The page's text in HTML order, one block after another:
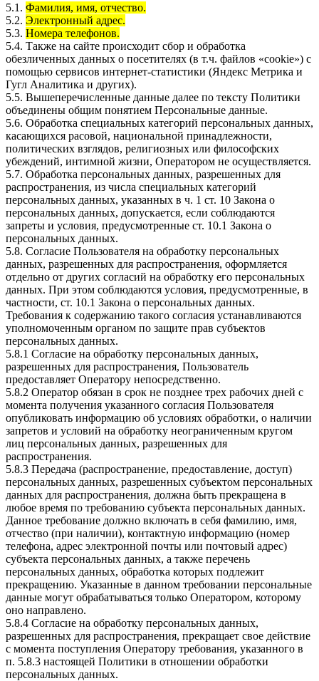
5.1. Фамилия, имя, отчество.
5.2. Электронный адрес.
5.3. Номера телефонов.
5.4. Также на сайте происходит сбор и обработка
обезличенных данных о посетителях (в т.ч. файлов «cookie») с
помощью сервисов интернет-статистики (Яндекс Метрика и
Гугл Аналитика и других).
5.5. Вышеперечисленные данные далее по тексту Политики
объединены общим понятием Персональные данные.
5.6. Обработка специальных категорий персональных данных,
касающихся расовой, национальной принадлежности,
политических взглядов, религиозных или философских
убеждений, интимной жизни, Оператором не осуществляется.
5.7. Обработка персональных данных, разрешенных для
распространения, из числа специальных категорий
персональных данных, указанных в ч. 1 ст. 10 Закона о
персональных данных, допускается, если соблюдаются
запреты и условия, предусмотренные ст. 10.1 Закона о
персональных данных.
5.8. Согласие Пользователя на обработку персональных
данных, разрешенных для распространения, оформляется
отдельно от других согласий на обработку его персональных
данных. При этом соблюдаются условия, предусмотренные, в
частности, ст. 10.1 Закона о персональных данных.
Требования к содержанию такого согласия устанавливаются
уполномоченным органом по защите прав субъектов
персональных данных.
5.8.1 Согласие на обработку персональных данных,
разрешенных для распространения, Пользователь
предоставляет Оператору непосредственно.
5.8.2 Оператор обязан в срок не позднее трех рабочих дней с
момента получения указанного согласия Пользователя
опубликовать информацию об условиях обработки, о наличии
запретов и условий на обработку неограниченным кругом
лиц персональных данных, разрешенных для
распространения.
5.8.3 Передача (распространение, предоставление, доступ)
персональных данных, разрешенных субъектом персональных
данных для распространения, должна быть прекращена в
любое время по требованию субъекта персональных данных.
Данное требование должно включать в себя фамилию, имя,
отчество (при наличии), контактную информацию (номер
телефона, адрес электронной почты или почтовый адрес)
субъекта персональных данных, а также перечень
персональных данных, обработка которых подлежит
прекращению. Указанные в данном требовании персональные
данные могут обрабатываться только Оператором, которому
оно направлено.
5.8.4 Согласие на обработку персональных данных,
разрешенных для распространения, прекращает свое действие
с момента поступления Оператору требования, указанного в
п. 5.8.3 настоящей Политики в отношении обработки
персональных данных.